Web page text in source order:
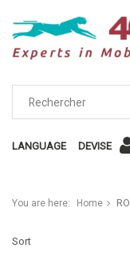
LANGUAGE DEVISE
You are here: Home
Sort